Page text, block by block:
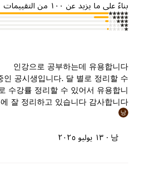
على ما يزيد عن ١٠٠ من التقييمات
인강으로 공부하는데 유용합니
부중인 공시생입니다. 달 별로 정리할
별로 수강률 정리할 수 있어서 유용합
분에 잘 정리하고 있습니다 감사합니
١٣ يوليو ٢٠٢٥